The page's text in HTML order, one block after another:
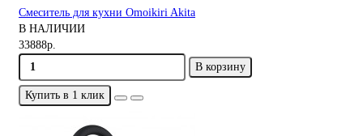
Смеситель для кухни Omoikiri Akita
В НАЛИЧИИ
33888р.
В корзину
Купить в 1 клик